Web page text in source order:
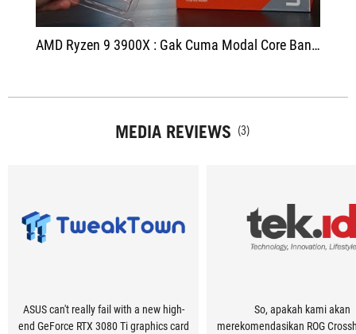
AMD Ryzen 9 3900X : Gak Cuma Modal Core Banyak Doang
MEDIA REVIEWS (3)
ASUS can't really fail with a new high-
end GeForce RTX 3080 Ti graphics card
So, apakah kami akan
merekomendasikan ROG